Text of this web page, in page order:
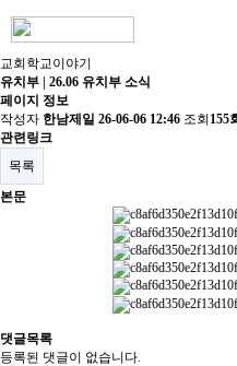
교회학교이야기
유치부 | 26.06 유치부 소식
페이지 정보
작성자 한남제일 26-06-06 12:46 조회 155
관련링크
목록
본문
댓글목록
등록된 댓글이 없습니다.